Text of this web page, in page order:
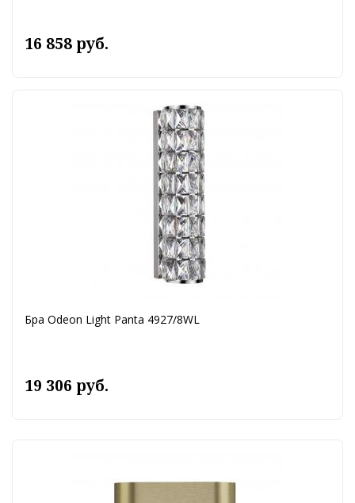
16 858 руб.
Бра Odeon Light Panta 4927/8WL
19 306 руб.